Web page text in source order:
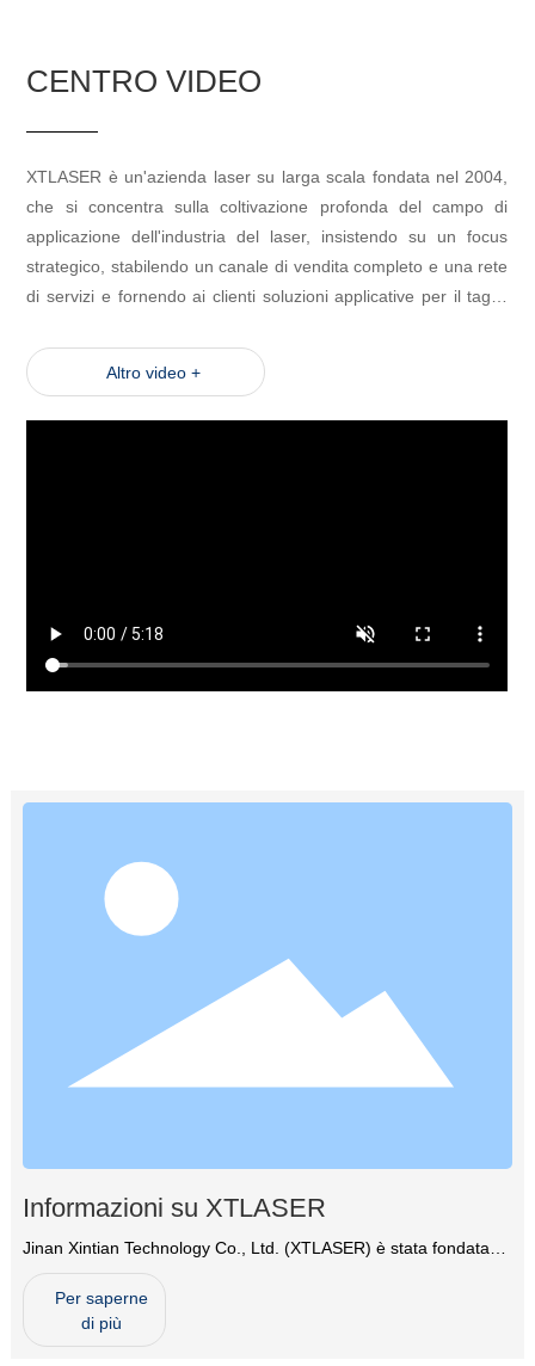
CENTRO VIDEO
XTLASER è un'azienda laser su larga scala fondata nel 2004,
che si concentra sulla coltivazione profonda del campo di
applicazione dell'industria del laser, insistendo su un focus
strategico, stabilendo un canale di vendita completo e una rete
di servizi e fornendo ai clienti soluzioni applicative per il taglio
Altro video +
Informazioni su XTLASER
Jinan Xintian Technology Co., Ltd. (XTLASER) è stata fondata
nel 2004 e si trova a Jinan, la città della primavera.
Per saperne
di più